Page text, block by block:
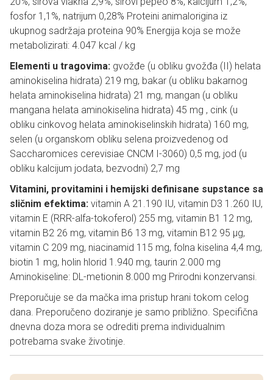
fosfor 1,1%, natrijum 0,28% Proteini animalorigina iz
ukupnog sadržaja proteina 90% Energija koja se može
metabolizirati: 4.047 kcal / kg
Elementi u tragovima: gvožđe (u obliku gvožđa (II) helata
aminokiselina hidrata) 219 mg, bakar (u obliku bakarnog
helata aminokiselina hidrata) 21 mg, mangan (u obliku
mangana helata aminokiselina hidrata) 45 mg , cink (u
obliku cinkovog helata aminokiselinskih hidrata) 160 mg,
selen (u organskom obliku selena proizvedenog od
Saccharomices cerevisiae CNCM I-3060) 0,5 mg, jod (u
obliku kalcijum jodata, bezvodni) 2,7 mg
Vitamini, provitamini i hemijski definisane supstance sa
sličnim efektima: vitamin A 21.190 IU, vitamin D3 1.260 IU,
vitamin E (RRR-alfa-tokoferol) 255 mg, vitamin B1 12 mg,
vitamin B2 26 mg, vitamin B6 13 mg, vitamin B12 95 µg,
vitamin C 209 mg, niacinamid 115 mg, folna kiselina 4,4 mg,
biotin 1 mg, holin hlorid 1.940 mg, taurin 2.000 mg
Aminokiseline: DL-metionin 8.000 mg Prirodni konzervansi.
Preporučuje se da mačka ima pristup hrani tokom celog
dana. Preporučeno doziranje je samo približno. Specifična
dnevna doza mora se odrediti prema individualnim
potrebama svake životinje.